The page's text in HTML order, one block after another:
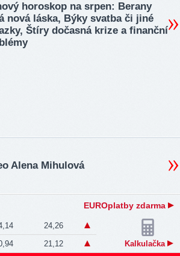
horoskop na srpen: Berany
nová láska, Býky svatba či jiné
Štíry dočasná krize a finanční
Alena Mihulová
EUROplatby zdarma
24,26
21,12 Kalkulačka